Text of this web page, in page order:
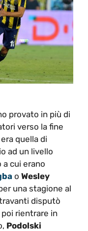
provato in più di
verso la fine
quella di
ad un livello
cui erano
o Wesley
una stagione al
disputò
poi rientrare in
Podolski